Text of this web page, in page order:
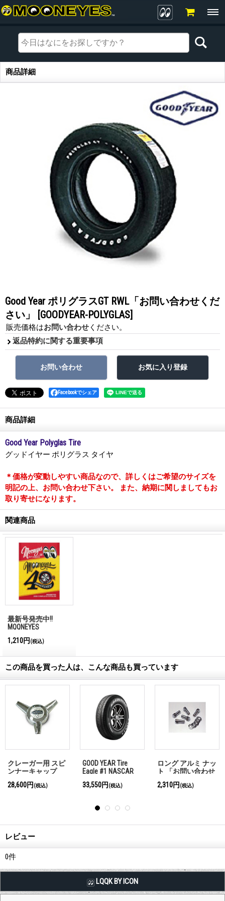
商品詳細
商品詳細
Good Year ポリグラスGT RWL「お問い合わせくだ
さい」
[GOODYEAR-POLYGLAS]
販売価格はお問い合わせ ください。
返品特約に関する重要事項
Facebookでシェア
商品詳細
Good Year Polyglas Tire
グッドイヤー ポリグラス タイヤ
＊価格が変動しやすい商品なので、詳しくはご希望のサイズを
明記の上、お問い合わせ下さい。 また、納期に関しましてもお
取り寄せになります。
関連商品
最新号発売中!!
MQQNEYES
Magazine No.28 2026
1,210円 (税込)
この商品を買った人は、こんな商品も買っています
ロング アルミ ナッ
ト 「お問い合わせ
2,310円(税込)
40 デラックス キャ
ップ 「お問い合わ
GOOD YEAR Tire
Eagle #1 NASCAR
21,450円(税込)
レビュー
0件
LQQK BY ICON